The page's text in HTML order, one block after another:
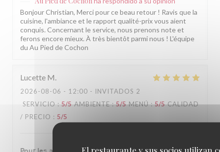
El restaurante y sus socios utilizan
Bonjour Christian, Merci pour ce beau retour ! Ravis que la
cuisine, l'ambiance et le rapport qualité-prix vous aient
conquis. Concernant le service, nous prenons note et
ferons encore mieux. À très bientôt parmi nous ! L'équipe
du Au Pied de Cochon
Lucette M
2026-08-06 - 12:00 - INVITADOS 2
SERVICIO : 5/5 AMBIENTE: 5/5 MENÚ: 5/5 CALIDAD
/ PRECIO : 5/5